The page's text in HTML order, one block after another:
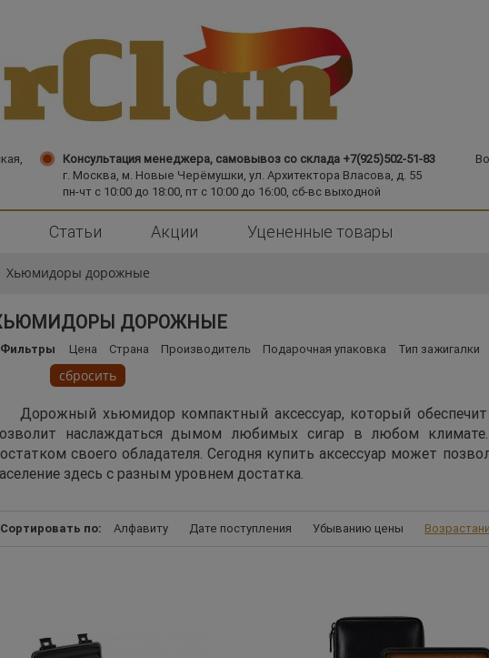
Консультация менеджера, самовывоз со склада +7(925)502-51-83
г. Москва, м. Новые Черёмушки, ул. Архитектора Власова, д. 55
пн-чт с 10:00 до 18:00, пт с 10:00 до 16:00, сб-вс выходной
Статьи Акции Уцененные товары
Хьюмидоры дорожные
ДОРОЖНЫЕ
Фильтры Цена Страна Производитель Подарочная упаковка Тип зажигалки
сбросить
Дорожный хьюмидор компактный аксессуар, который
наслаждаться дымом любимых сигар в любом
своего обладателя. Сегодня купить аксессуар может
здесь с разным уровнем достатка.
Сортировать по: Алфавиту Дате поступления Убыванию цены